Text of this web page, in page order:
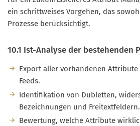
ein schrittweises Vorgehen, das
Prozesse berücksichtigt.
10.1 Ist-Analyse der bestehenden
Export aller vorhandenen Attribute
Feeds.
Identifikation von Dubletten,
Bezeichnungen und Freitextfeldern.
Bewertung, welche Attribute